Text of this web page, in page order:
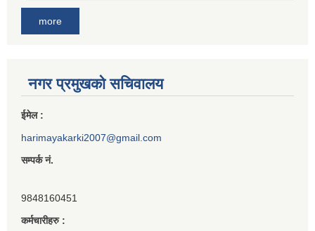
more
नगर प्रमुखको सचिवालय
ईमेल :
harimayakarki2007@gmail.com
सम्पर्क नं.
9848160451
कर्मचारीहरु :